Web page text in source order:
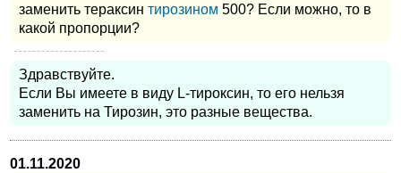
заменить тераксин тирозином 500? Если можно, то в
какой пропорции?
Здравствуйте.
Если Вы имеете в виду L-тироксин, то его нельзя
заменить на Тирозин, это разные вещества.
01.11.2020